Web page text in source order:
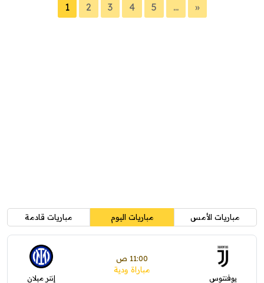
1 2 3 4 5 ... »
مباريات الأمس مباريات اليوم مباريات قادمة
يوفنتوس
11:00 ص
مباراة ودية
إنتر ميلان